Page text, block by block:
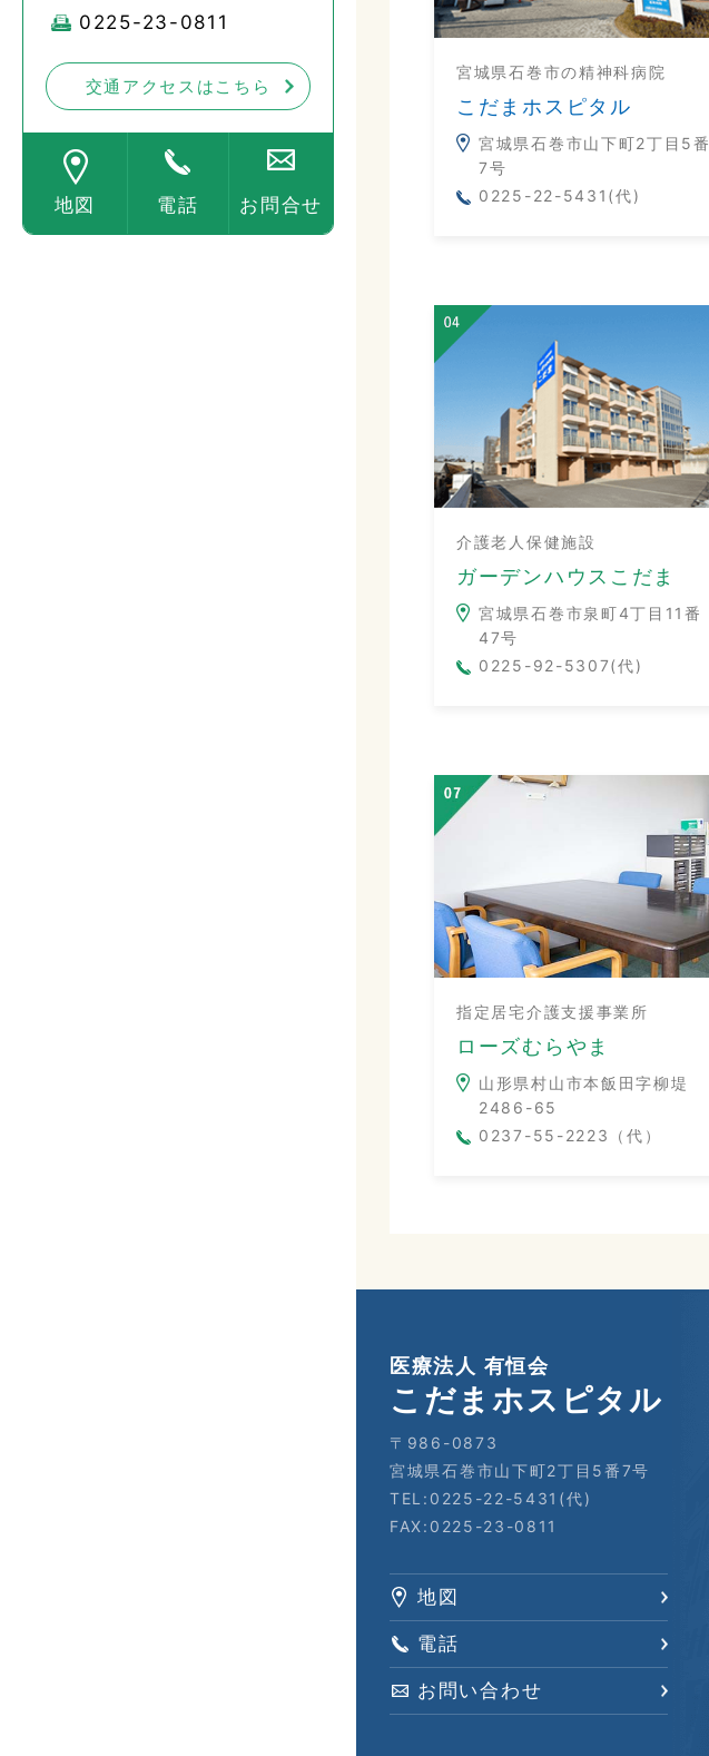
0225-23-0811
交通アクセスはこちら
地図 電話 お問合せ
宮城県石巻市の精神科病院
こだまホスピタル
宮城県石巻市山下町2丁目5番
7号
0225-22-5431(代)
介護老人保健施設
ガーデンハウスこだま
宮城県石巻市泉町4丁目11番
47号
0225-92-5307(代)
指定居宅介護支援事業所
ローズむらやま
山形県村山市本飯田字柳堤
2486-65
0237-55-2223（代）
医療法人 有恒会
こだまホスピタル
〒986-0873
宮城県石巻市山下町2丁目5番7号
TEL:0225-22-5431(代)
FAX:0225-23-0811
地図
電話
お問い合わせ